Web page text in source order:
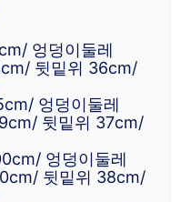
엉덩이둘레
뒷밑위 36cm/
엉덩이둘레
뒷밑위 37cm/
엉덩이둘레
뒷밑위 38cm/